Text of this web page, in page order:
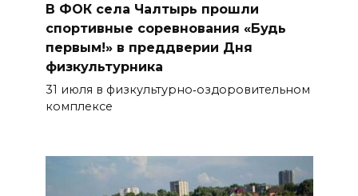
В ФОК села Чалтырь прошли
спортивные соревнования «Будь
первым!» в преддверии Дня
физкультурника
31 июля в физкультурно‑оздоровительном
комплексе